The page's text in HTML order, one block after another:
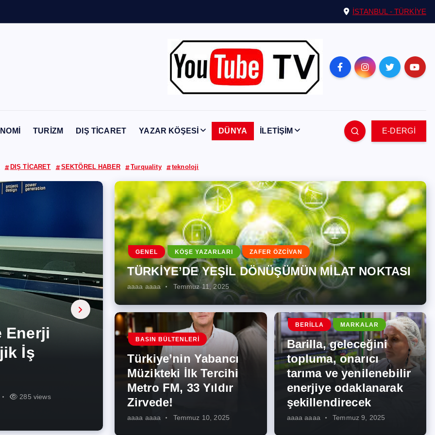
İSTANBUL - TÜRKİYE
TURİZM DIŞ TİCARET YAZAR KÖŞESİ DÜNYA İLETİŞİM E-DERGİ
DIŞ TİCARET SEKTÖREL HABER Turquality teknoloji
342 views
İlk
271 views
273 views
Enerji
İş
285 views
Kısa
225 views
Artması
260 views
GENEL KÖŞE YAZARLARI ZAFER ÖZCİVAN
TÜRKİYE’DE YEŞİL DÖNÜŞÜMÜN MİLAT NOKTASI
aaaa aaaa Temmuz 11, 2025
BASIN BÜLTENLERI
Türkiye’nin Yabancı
Müzikteki İlk Tercihi
Metro FM, 33 Yıldır
Zirvede!
aaaa aaaa Temmuz 10, 2025
BERILLA MARKALAR
Barilla, geleceğini
topluma, onarıcı
tarıma ve yenilenebilir
enerjiye odaklanarak
şekillendirecek
aaaa aaaa Temmuz 9, 2025